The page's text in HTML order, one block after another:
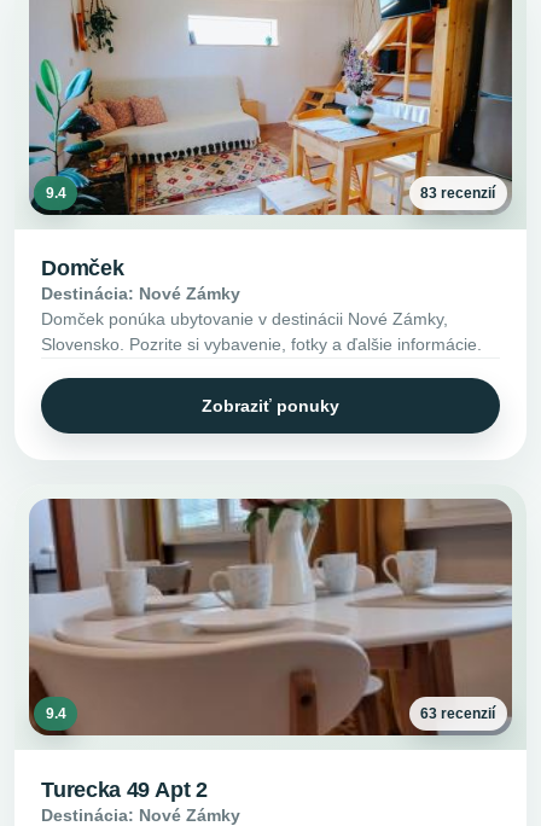
9.4 83 recenzií
Domček
Destinácia: Nové Zámky
Domček ponúka ubytovanie v destinácii Nové Zámky,
Slovensko. Pozrite si vybavenie, fotky a ďalšie informácie.
Zobraziť ponuky
9.4 63 recenzií
Turecka 49 Apt 2
Destinácia: Nové Zámky